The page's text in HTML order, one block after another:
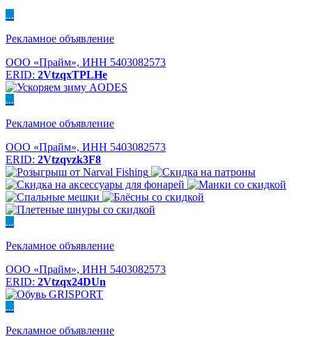
...
Рекламное объявление
ООО «Прайм», ИНН 5403082573
ERID: 2VtzqxTPLHe
...
Рекламное объявление
ООО «Прайм», ИНН 5403082573
ERID: 2Vtzqvzk3F8
...
Рекламное объявление
ООО «Прайм», ИНН 5403082573
ERID: 2Vtzqx24DUn
...
Рекламное объявление